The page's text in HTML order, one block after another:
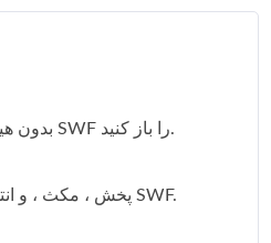
بدون هیچ تاخیری هر پرونده SWF را باز کنید.
پخش ، مکث ، و انتقال سریع فیلم های SWF.